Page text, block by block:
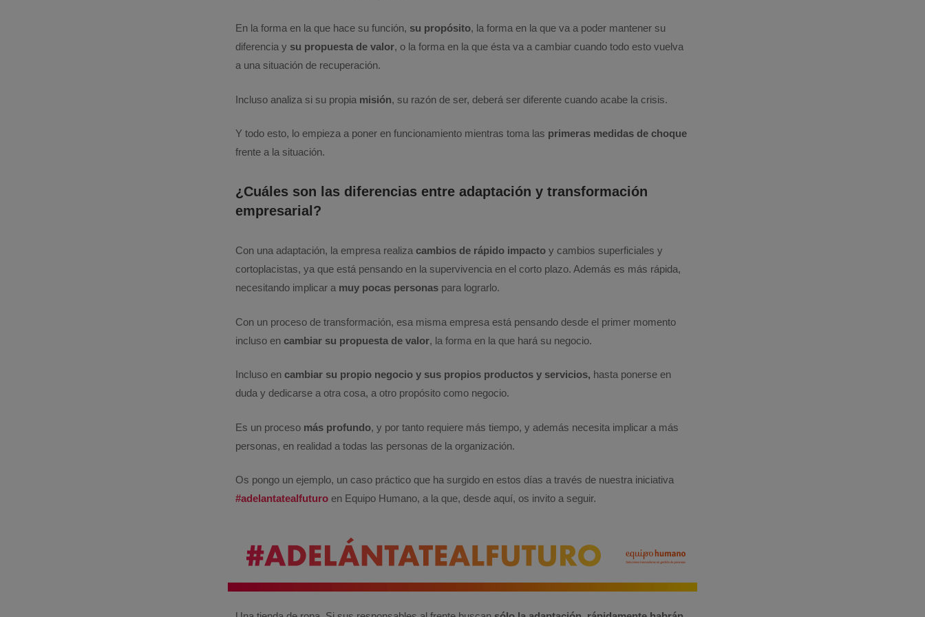
En la forma en la que hace su función, su propósito, la forma en la que va a poder mantener su
diferencia y su propuesta de valor, o la forma en la que ésta va a cambiar cuando todo esto vuelva
a una situación de recuperación.
Incluso analiza si su propia misión, su razón de ser, deberá ser diferente cuando acabe la crisis.
Y todo esto, lo empieza a poner en funcionamiento mientras toma las primeras medidas de choque
frente a la situación.
¿Cuáles son las diferencias entre adaptación y transformación
empresarial?
Con una adaptación, la empresa realiza cambios de rápido impacto y cambios superficiales y
cortoplacistas, ya que está pensando en la supervivencia en el corto plazo. Además es más rápida,
necesitando implicar a muy pocas personas para lograrlo.
Con un proceso de transformación, esa misma empresa está pensando desde el primer momento
incluso en cambiar su propuesta de valor, la forma en la que hará su negocio.
Incluso en cambiar su propio negocio y sus propios productos y servicios, hasta ponerse en
duda y dedicarse a otra cosa, a otro propósito como negocio.
Es un proceso más profundo, y por tanto requiere más tiempo, y además necesita implicar a más
personas, en realidad a todas las personas de la organización.
Os pongo un ejemplo, un caso práctico que ha surgido en estos días a través de nuestra iniciativa
#adelantatealfuturo en Equipo Humano, a la que, desde aquí, os invito a seguir.